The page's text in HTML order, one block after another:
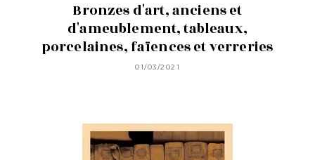
Bronzes d'art, anciens et
d'ameublement, tableaux,
porcelaines, faïences et verreries
01/03/2021